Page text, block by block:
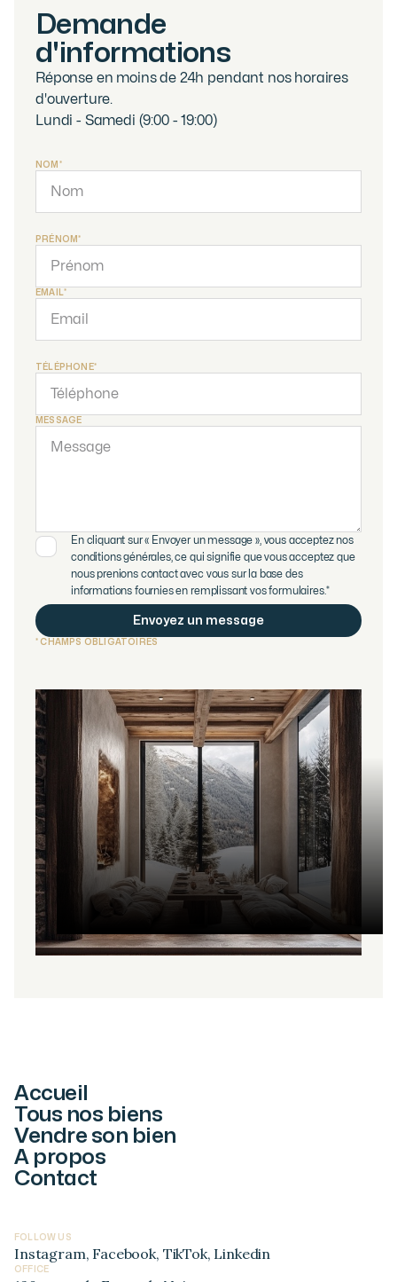
Demande
d'informations
Réponse en moins de 24h pendant nos horaires
d'ouverture.
Lundi - Samedi (9:00 - 19:00)
NOM*
PRÉNOM*
EMAIL*
TÉLÉPHONE*
MESSAGE
En cliquant sur « Envoyer un message », vous acceptez nos
conditions générales, ce qui signifie que vous acceptez que
nous prenions contact avec vous sur la base des
informations fournies en remplissant vos formulaires.*
* CHAMPS OBLIGATOIRES
Accueil
Tous nos biens
Vendre son bien
A propos
Contact
FOLLOW US
Instagram, Facebook, TikTok, Linkedin
OFFICE